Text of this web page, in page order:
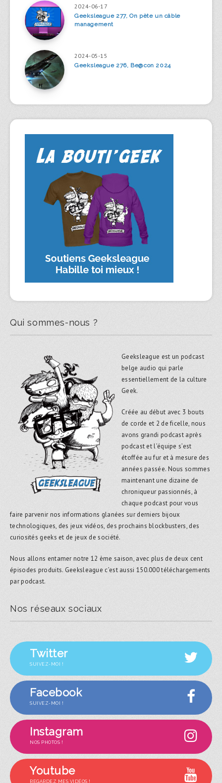
2024-06-17
Geeksleague 277, On pète un câble
management
2024-05-15
Geeksleague 276, Be@con 2024
Qui sommes-nous ?
Geeksleague est un podcast
belge audio qui parle
essentiellement de la culture
Geek.
Créée au début avec 3 bouts
de corde et 2 de ficelle, nous
avons grandi podcast après
podcast et l’équipe s’est
étoffée au fur et à mesure des
années passée. Nous sommes
maintenant une dizaine de
chroniqueur passionnés, à
chaque podcast pour vous
faire parvenir nos informations glanées sur derniers bijoux
technologiques, des jeux vidéos, des prochains blockbusters, des
curiosités geeks et de jeux de société.
Nous allons entamer notre 12 ème saison, avec plus de deux cent
épisodes produits. Geeksleague c’est aussi 150.000 téléchargements
par podcast.
Nos réseaux sociaux
Twitter
SUIVEZ-MOI !
Facebook
SUIVEZ-MOI !
Instagram
NOS PHOTOS !
Youtube
REGARDEZ MES VIDÉOS !